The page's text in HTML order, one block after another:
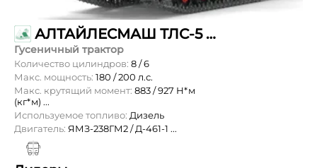
АЛТАЙЛЕСМАШ ТЛС-5 «БАРНАУЛЕЦ»
Гусеничный трактор
Количество цилиндров: 8 / 6
Макс. мощность: 180 / 200 л.с.
Макс. крутящий момент: 883 / 927 Н*м
(кг*м) ...
Используемое топливо: Дизель
Двигатель: ЯМЗ-238ГМ2 / Д-461-1 ...